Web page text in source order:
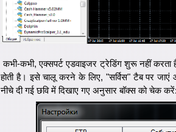
कभी-कभी, एक्सपर्ट एडवाइजर ट्रेडिंग शुरू नहीं करता
होती है। इसे चालू करने के लिए, "सर्विस" टैब पर
नीचे दी गई छवि में दिखाए गए अनुसार बॉक्स को चेक करें: